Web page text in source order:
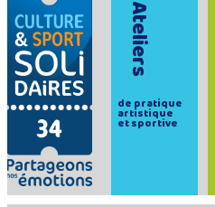
Ateliers
de pratique
artistique
et sportive